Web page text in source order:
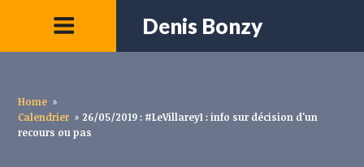
Denis Bonzy
Home »
Calendrier » 26/05/2019 : #LeVillarey1 : info sur décision d'un
recours ou pas